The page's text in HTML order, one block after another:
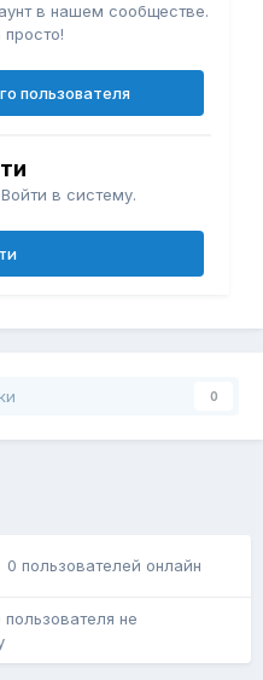
в нашем сообществе.
просто!
пользователя
в систему.
0
0 пользователей онлайн
не